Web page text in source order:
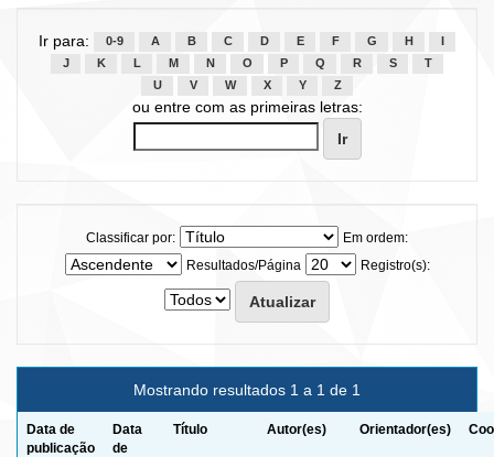
Ir para: 0-9 A B C D E F G H
J
K L M N O P Q R S
T
U
V W X Y Z
ou entre com as primeiras letras:
Classificar por:
Em ordem:
Resultados/Página
Registro(s):
Mostrando resultados 1 a 1 de 1
Data de
publicação
Data
de
Título Autor(es) Orientador(es)